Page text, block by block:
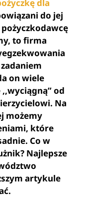
dla
do jej
to firma
on wiele
od
Na
możemy
które
Co w
Najlepsze
artykule